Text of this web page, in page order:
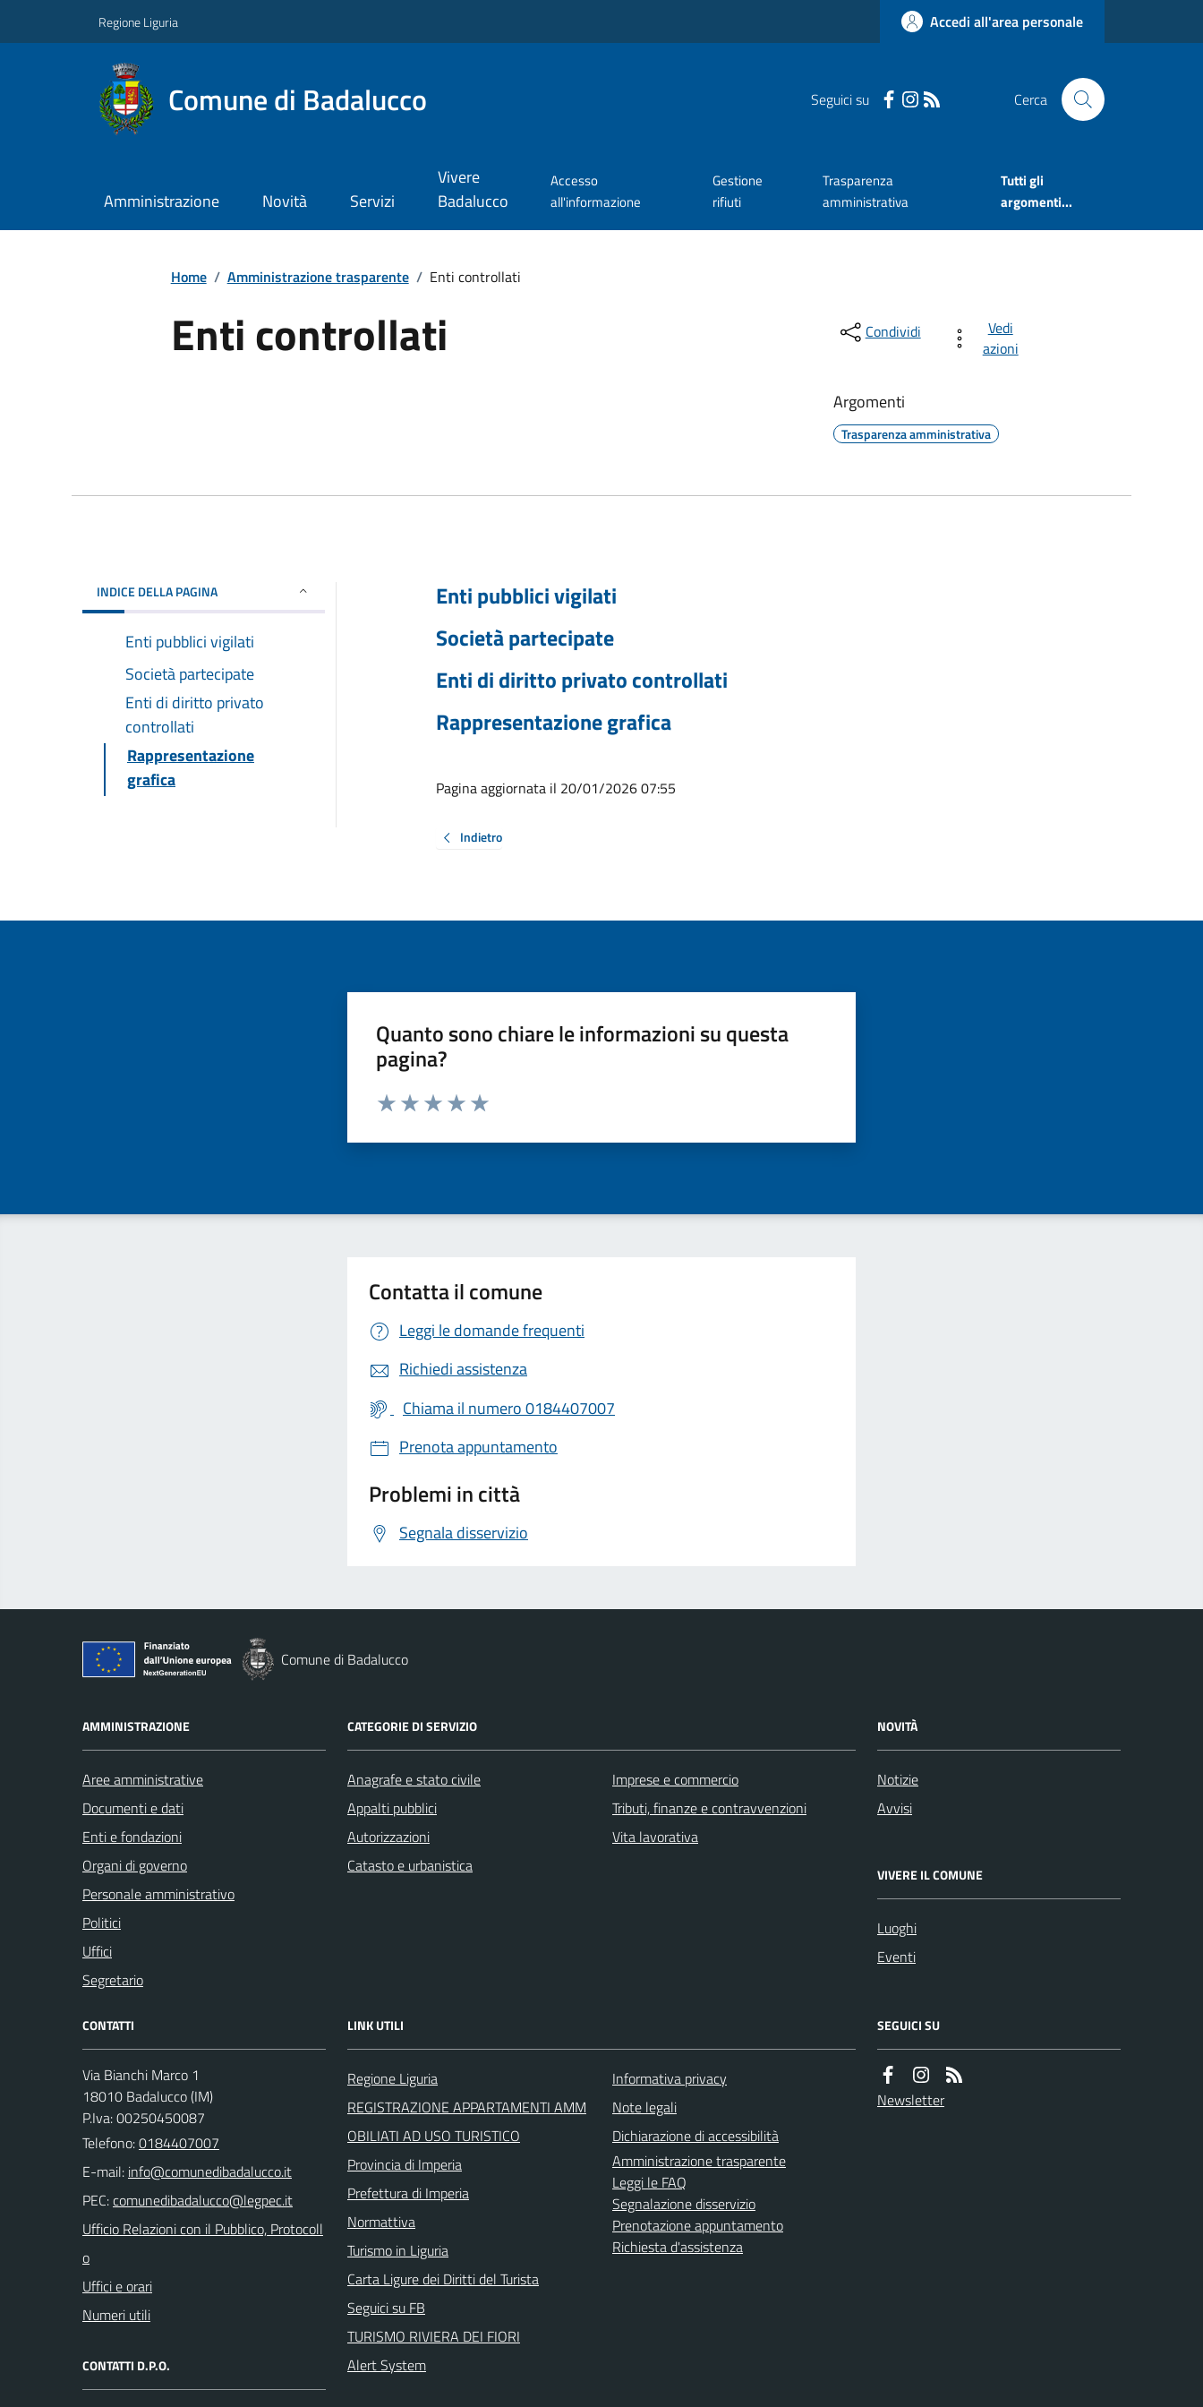
Regione Liguria Accedi all'area personale
Comune di Badalucco Seguici su Cerca
Amministrazione Novità Servizi
Vivere
Badalucco
Accesso
all'informazione
Gestione
rifiuti
Trasparenza
amministrativa
Tutti gli
argomenti...
Home / Amministrazione trasparente / Enti controllati
Enti controllati Condividi
Vedi
azioni
Argomenti
Trasparenza amministrativa
INDICE DELLA PAGINA
Enti pubblici vigilati
Società partecipate
Enti di diritto privato
controllati
Rappresentazione
grafica
Enti pubblici vigilati
Società partecipate
Enti di diritto privato controllati
Rappresentazione grafica
Pagina aggiornata il 20/01/2026 07:55
Indietro
Quanto sono chiare le informazioni su questa
pagina?
Valuta da 1 a 5 stelle la pagina
Contatta il comune
Leggi le domande frequenti
Richiedi assistenza
Chiama il numero 0184407007
Prenota appuntamento
Problemi in città
Segnala disservizio
Comune di Badalucco
AMMINISTRAZIONE
Aree amministrative
Documenti e dati
Enti e fondazioni
Organi di governo
Personale amministrativo
Politici
Uffici
Segretario
CATEGORIE DI SERVIZIO
Anagrafe e stato civile
Appalti pubblici
Autorizzazioni
Catasto e urbanistica
Imprese e commercio
Tributi, finanze e contravvenzioni
Vita lavorativa
NOVITÀ
Notizie
Avvisi
VIVERE IL COMUNE
Luoghi
Eventi
CONTATTI
Via Bianchi Marco 1
18010 Badalucco (IM)
P.Iva: 00250450087
Telefono:0184407007
E-mail:
PEC:
Ufficio Relazioni con il Pubblico, Protocoll
o
Uffici e orari
Numeri utili
CONTATTI D.P.O.
LINK UTILI
Regione Liguria
REGISTRAZIONE APPARTAMENTI AMM
OBILIATI AD USO TURISTICO
Provincia di Imperia
Prefettura di Imperia
Normattiva
Turismo in Liguria
Carta Ligure dei Diritti del Turista
Seguici su FB
TURISMO RIVIERA DEI FIORI
Alert System
Informativa privacy
Note legali
Dichiarazione di accessibilità
Amministrazione trasparente
Leggi le FAQ
Segnalazione disservizio
Prenotazione appuntamento
Richiesta d'assistenza
SEGUICI SU
Newsletter